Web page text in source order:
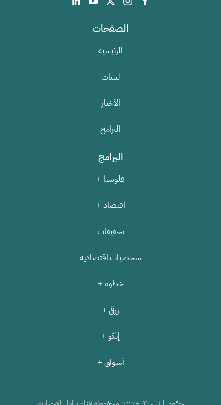
الصفحات
الرئيسية
ليبيات
الأخبار
البرامج
البرامج
فلوسنا +
اقتصاد +
تحقيقات
شخصيات اقتصادية
خطوة +
رزقي +
إيكو +
أسواق +